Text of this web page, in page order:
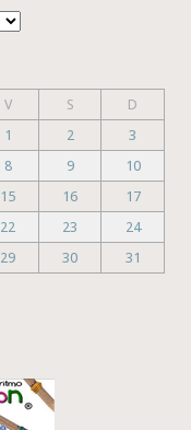
V S
D
1
2
3
8 9
10
15 16
17
22 23
24
29 30 31